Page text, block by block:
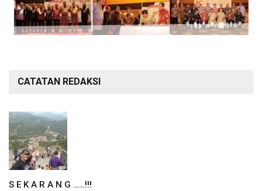
CATATAN REDAKSI
S E K A R A N G ……!!!